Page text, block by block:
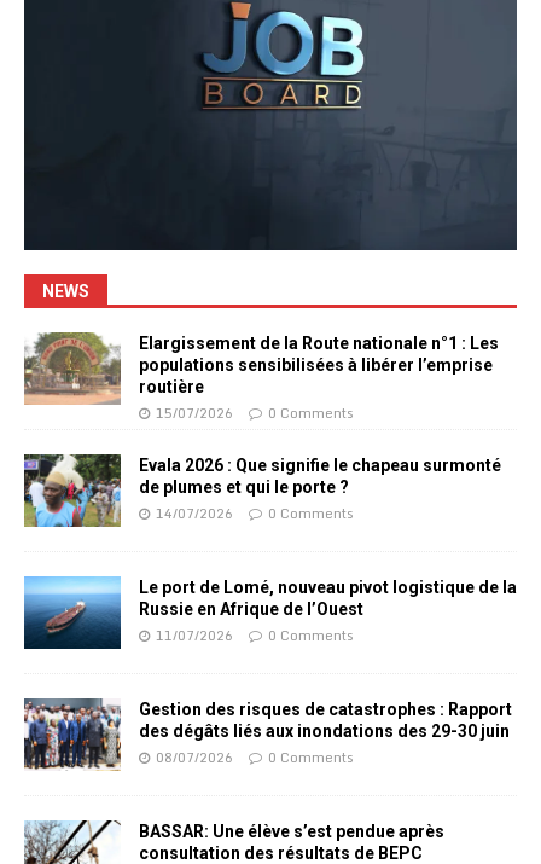
NEWS
Elargissement de la Route nationale n°1 : Les
populations sensibilisées à libérer l’emprise
routière
15/07/2026 0 Comments
Evala 2026 : Que signifie le chapeau surmonté
de plumes et qui le porte ?
14/07/2026 0 Comments
Le port de Lomé, nouveau pivot logistique de la
Russie en Afrique de l’Ouest
11/07/2026 0 Comments
Gestion des risques de catastrophes : Rapport
des dégâts liés aux inondations des 29-30 juin
08/07/2026 0 Comments
BASSAR: Une élève s’est pendue après
consultation des résultats de BEPC